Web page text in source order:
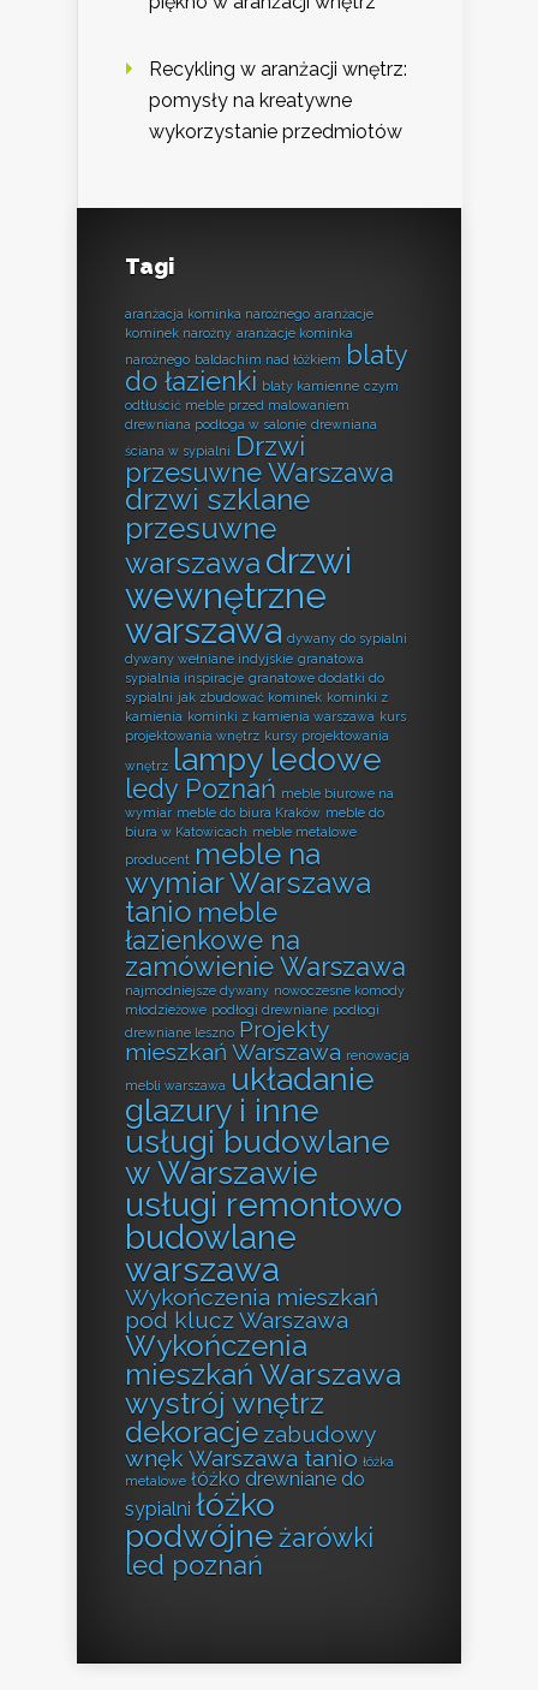
Recykling w aranżacji wnętrz:
pomysły na kreatywne
wykorzystanie przedmiotów
Tagi
aranżacja kominka narożnego aranżacje
kominek narożny aranżacje kominka
narożnego baldachim nad łóżkiem
blaty
do łazienki blaty kamienne czym
odtłuścić meble przed malowaniem
drewniana podłoga w salonie drewniana
ściana w sypialni Drzwi
przesuwne Warszawa
drzwi szklane
przesuwne
warszawa drzwi
wewnętrzne
warszawa dywany do sypialni
dywany wełniane indyjskie granatowa
sypialnia inspiracje granatowe dodatki do
sypialni jak zbudować kominek kominki z
kamienia kominki z kamienia warszawa kurs
projektowania wnętrz kursy projektowania
wnętrz lampy ledowe
ledy Poznań meble biurowe na
wymiar meble do biura Kraków meble do
biura w Katowicach meble metalowe
producent meble na
wymiar Warszawa
tanio meble
łazienkowe na
zamówienie Warszawa
najmodniejsze dywany nowoczesne komody
młodzieżowe podłogi drewniane podłogi
drewniane leszno Projekty
mieszkań Warszawa renowacja
mebli warszawa układanie
glazury i inne
usługi budowlane
w Warszawie
usługi remontowo
budowlane
warszawa
Wykończenia mieszkań
pod klucz Warszawa
Wykończenia
mieszkań Warszawa
wystrój wnętrz
dekoracje zabudowy
wnęk Warszawa tanio łóżka
metalowe łóżko drewniane do
sypialni łóżko
podwójneżarówki
led poznań